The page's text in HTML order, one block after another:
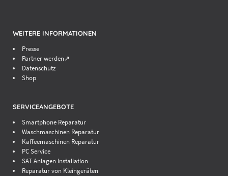
WEITERE INFORMATIONEN
Presse
Partner werden↗
Datenschutz
Shop
SERVICEANGEBOTE
Smartphone Reparatur
Waschmaschinen Reparatur
Kaffeemaschinen Reparatur
PC Service
SAT Anlagen Installation
Reparatur von Kleingeräten